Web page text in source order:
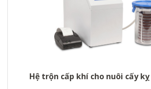
Hệ trộn cấp khí cho nuôi cấy